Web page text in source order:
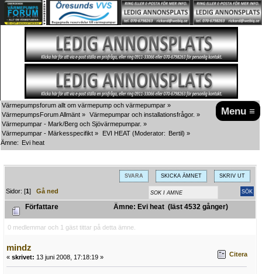
Menu ≡
Värmepumpsforum allt om värmepump och värmepumpar »
VärmepumpsForum Allmänt » Värmepumpar och installationsfrågor. »
Värmepumpar - Mark/Berg och Sjövärmepumpar. »
Värmepumpar - Märkesspecifikt » EVI HEAT (Moderator: Bertil) »
Ämne: Evi heat
SVARA SKICKA ÄMNET SKRIV UT
Sidor: [1]Gå ned
Författare Ämne: Evi heat (läst 4532 gånger)
0 medlemmar och 1 gäst tittar på detta ämne.
mindz
« skrivet: 13 juni 2008, 17:18:19 » Citera